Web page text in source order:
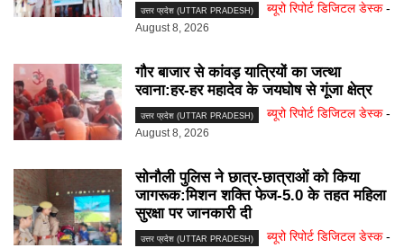
उत्तर प्रदेश (UTTAR PRADESH) ब्यूरो रिपोर्ट डिजिटल डेस्क -
August 8, 2026
गौर बाजार से कांवड़ यात्रियों का जत्था
रवाना:हर-हर महादेव के जयघोष से गूंजा क्षेत्र
उत्तर प्रदेश (UTTAR PRADESH) ब्यूरो रिपोर्ट डिजिटल डेस्क -
August 8, 2026
सोनौली पुलिस ने छात्र-छात्राओं को किया
जागरूक:मिशन शक्ति फेज-5.0 के तहत महिला
सुरक्षा पर जानकारी दी
उत्तर प्रदेश (UTTAR PRADESH) ब्यूरो रिपोर्ट डिजिटल डेस्क -